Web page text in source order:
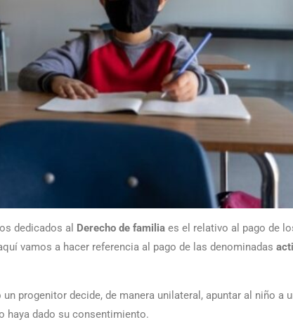
dedicados al Derecho de familia es el relativo al pago de
vamos a hacer referencia al pago de las denominadas
progenitor decide, de manera unilateral, apuntar al niño a
haya dado su consentimiento.